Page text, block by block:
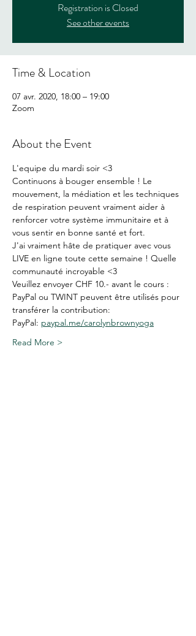
Registration is Closed
See other events
Time & Location
07 avr. 2020, 18:00 – 19:00
Zoom
About the Event
L'equipe du mardi soir <3
Continuons à bouger ensemble ! Le
mouvement, la médiation et les techniques
de respiration peuvent vraiment aider à
renforcer votre système immunitaire et à
vous sentir en bonne santé et fort.
J'ai vraiment hâte de pratiquer avec vous
LIVE en ligne toute cette semaine ! Quelle
communauté incroyable <3
Veuillez envoyer CHF 10.- avant le cours :
PayPal ou TWINT peuvent être utilisés pour
transférer la contribution:
PayPal: paypal.me/carolynbrownyoga
Read More >